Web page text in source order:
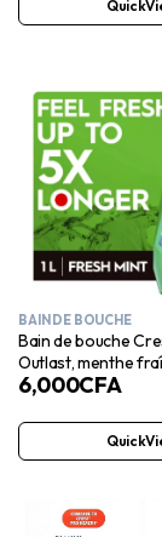
BAIN DE BOUCHE
Bain de bouche
Outlast, menthe
6,000CFA